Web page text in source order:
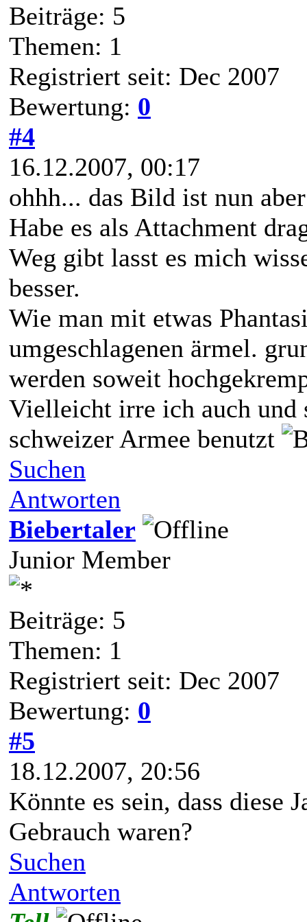
Beiträge: 5
Themen: 1
Registriert seit: Dec 2007
Bewertung: 0
#4
16.12.2007, 00:17
ohhh... das Bild ist nun
Habe es als Attachment
Weg gibt lasst es mich
besser.
Wie man mit etwas
umgeschlagenen ärmel.
werden soweit
Vielleicht irre ich auch und
schweizer Armee benutzt
Suchen
Antworten
Biebertaler
Junior Member
Beiträge: 5
Themen: 1
Registriert seit: Dec 2007
Bewertung: 0
#5
18.12.2007, 20:56
Könnte es sein, dass diese
Gebrauch waren?
Suchen
Antworten